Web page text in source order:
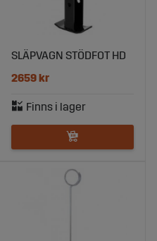
SLÄPVAGN STÖDFOT HD
2659 kr